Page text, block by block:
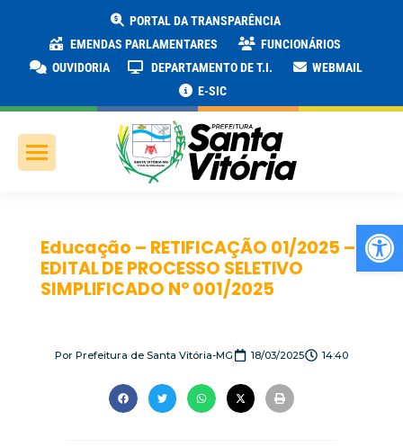
PORTAL DA TRANSPARÊNCIA
EMENDAS PARLAMENTARES
FUNCIONÁRIOS
OUVIDORIA
DEPARTAMENTO DE T.I.
WEBMAIL
E-SIC
Educação – RETIFICAÇÃO 01/2025 –
EDITAL DE PROCESSO SELETIVO
SIMPLIFICADO Nº 001/2025
Por Prefeitura de Santa Vitória-MG 18/03/2025 14:40